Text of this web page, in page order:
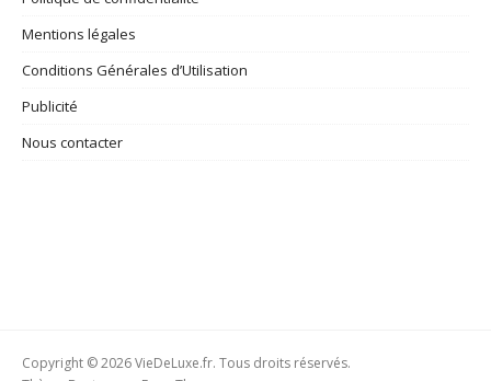
Mentions légales
Conditions Générales d’Utilisation
Publicité
Nous contacter
Copyright © 2026 VieDeLuxe.fr. Tous droits réservés.